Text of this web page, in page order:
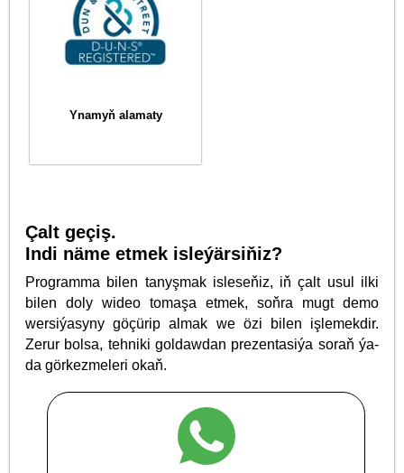
Ynamyň alamaty
Çalt geçiş.
Indi näme etmek isleýärsiňiz?
Programma bilen tanyşmak isleseňiz, iň çalt usul ilki
bilen doly wideo tomaşa etmek, soňra mugt demo
wersiýasyny göçürip almak we özi bilen işlemekdir.
Zerur bolsa, tehniki goldawdan prezentasiýa soraň ýa-
da görkezmeleri okaň.